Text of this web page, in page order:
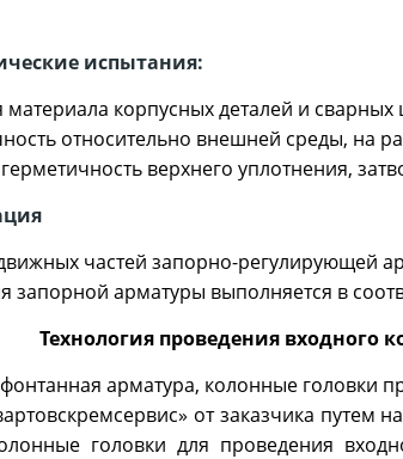
испытания:
материала корпусных деталей и
относительно внешней среды, на
верхнего уплотнения,
частей запорно-регулирующей
запорной арматуры выполняется в
Технология проведения входного
арматура, колонные головки
от заказчика путем
головки для проведения